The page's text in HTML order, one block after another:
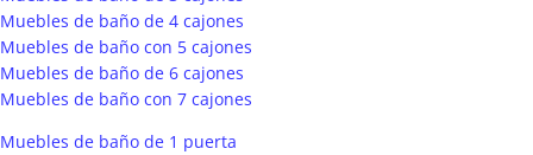
Muebles de baño de 4 cajones
Muebles de baño con 5 cajones
Muebles de baño de 6 cajones
Muebles de baño con 7 cajones
Muebles de baño de 1 puerta